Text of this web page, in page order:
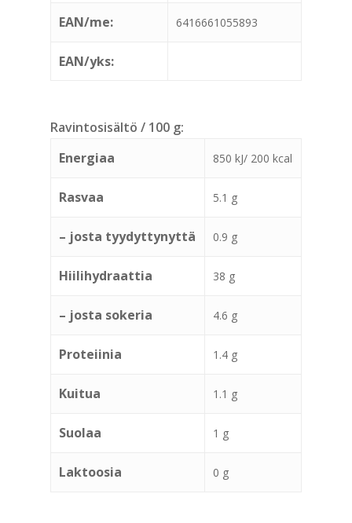
EAN/me: 6416661055893
EAN/yks:
Ravintosisältö / 100 g:
Energiaa
850 kJ/ 200 kcal
Rasvaa 5.1 g
– josta tyydyttynyttä 0.9 g
Hiilihydraattia 38 g
– josta sokeria 4.6 g
Proteiinia 1.4 g
Kuitua 1.1 g
Suolaa 1 g
Laktoosia 0 g